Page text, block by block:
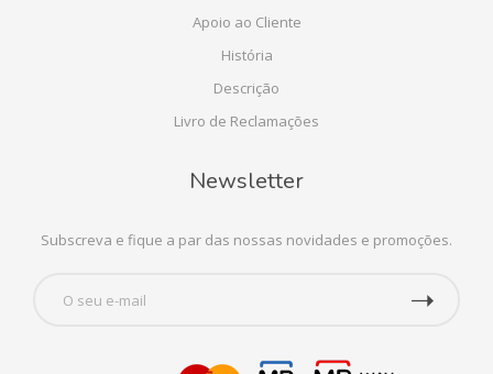
Apoio ao Cliente
História
Descrição
Livro de Reclamações
Newsletter
Subscreva e fique a par das nossas novidades e promoções.